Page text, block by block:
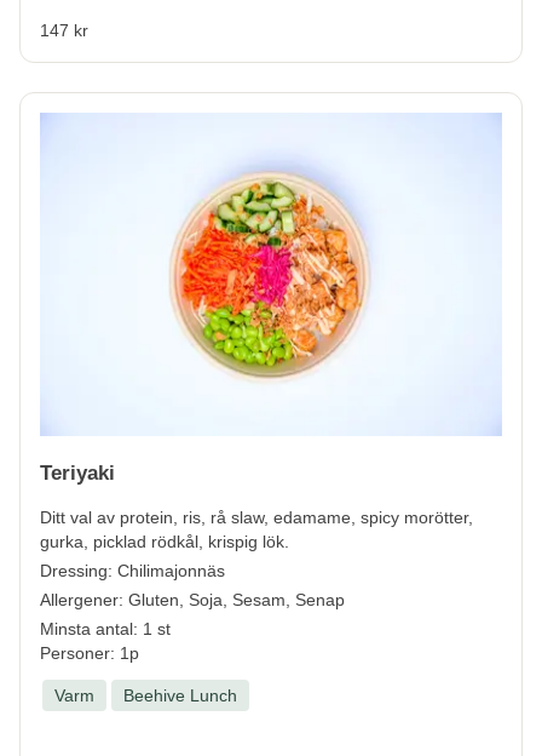
147 kr
Teriyaki
Ditt val av protein, ris, rå slaw, edamame, spicy morötter,
gurka, picklad rödkål, krispig lök.
Dressing: Chilimajonnäs
Allergener: Gluten, Soja, Sesam, Senap
Minsta antal: 1 st
Personer: 1p
Varm Beehive Lunch